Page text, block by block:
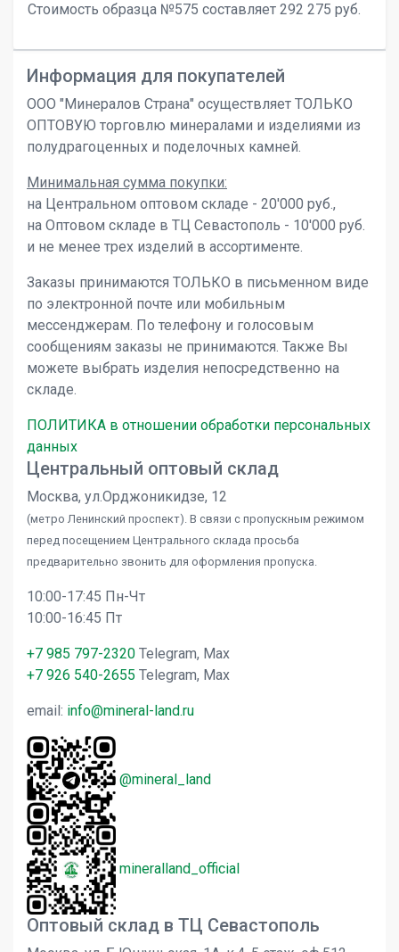
Стоимость образца №575 составляет 292 275 руб.
Информация для покупателей
ООО "Минералов Страна" осуществляет ТОЛЬКО
ОПТОВУЮ торговлю минералами и изделиями из
полудрагоценных и поделочных камней.
Минимальная сумма покупки:
на Центральном оптовом складе - 20'000 руб.,
на Оптовом складе в ТЦ Севастополь - 10'000 руб.
и не менее трех изделий в ассортименте.
Заказы принимаются ТОЛЬКО в письменном виде
по электронной почте или мобильным
мессенджерам. По телефону и голосовым
сообщениям заказы не принимаются. Также Вы
можете выбрать изделия непосредственно на
складе.
ПОЛИТИКА в отношении обработки персональных
данных
Центральный оптовый склад
Москва, ул.Орджоникидзе, 12
(метро Ленинский проспект). В связи с пропускным режимом
перед посещением Центрального склада просьба
предварительно звонить для оформления пропуска.
10:00-17:45 Пн-Чт
10:00-16:45 Пт
+7 985 797-2320 Telegram, Max
+7 926 540-2655 Telegram, Max
email: info@mineral-land.ru
@mineral_land
mineralland_official
Оптовый склад в ТЦ Севастополь